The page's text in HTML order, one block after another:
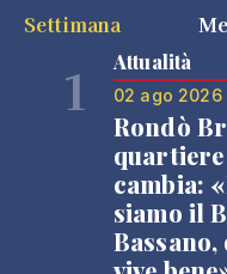
Settimana
1 Attualità
02 ago 2026
Rondò
cambia:
siamo il
Bassano,